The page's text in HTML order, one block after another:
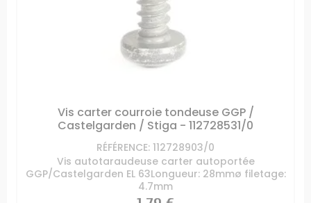
Vis carter courroie tondeuse GGP /
Castelgarden / Stiga - 112728531/0
RÉFÉRENCE: 112728903/0
Vis autotaraudeuse carter autoportée
GGP/Castelgarden EL 63Longueur: 28mmø filetage:
4.7mm